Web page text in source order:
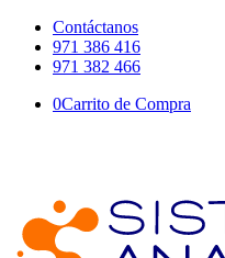
Contáctanos
971 386 416
971 382 466
0Carrito de Compra